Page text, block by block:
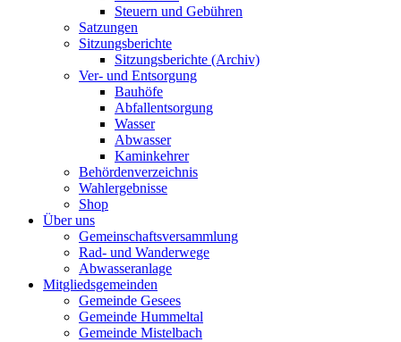
Steuern und Gebühren
Satzungen
Sitzungsberichte
Sitzungsberichte (Archiv)
Ver- und Entsorgung
Bauhöfe
Abfallentsorgung
Wasser
Abwasser
Kaminkehrer
Behördenverzeichnis
Wahlergebnisse
Shop
Über uns
Gemeinschaftsversammlung
Rad- und Wanderwege
Abwasseranlage
Mitgliedsgemeinden
Gemeinde Gesees
Gemeinde Hummeltal
Gemeinde Mistelbach